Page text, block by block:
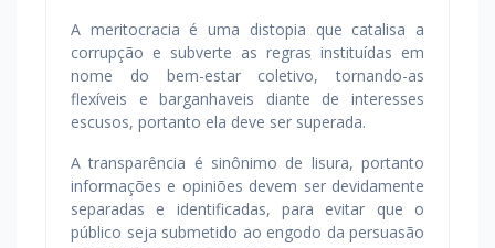
A meritocracia é uma distopia que catalisa a
corrupção e subverte as regras instituídas em
nome do bem-estar coletivo, tornando-as
flexíveis e barganhaveis diante de interesses
escusos, portanto ela deve ser superada.
A transparência é sinônimo de lisura, portanto
informações e opiniões devem ser devidamente
separadas e identificadas, para evitar que o
público seja submetido ao engodo da persuasão